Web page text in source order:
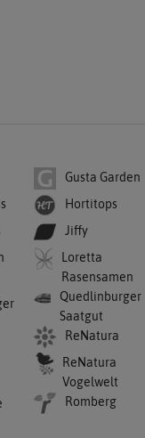
Gusta Garden
Hortitops
Jiffy
Loretta
Rasensamen
Quedlinburger
Saatgut
ReNatura
ReNatura
Vogelwelt
Romberg